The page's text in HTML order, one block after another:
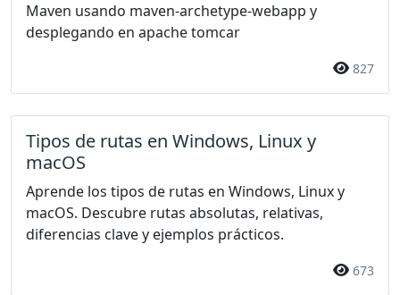
Maven usando maven-archetype-webapp y
desplegando en apache tomcar
827
Tipos de rutas en Windows, Linux y
macOS
Aprende los tipos de rutas en Windows, Linux y
macOS. Descubre rutas absolutas, relativas,
diferencias clave y ejemplos prácticos.
673